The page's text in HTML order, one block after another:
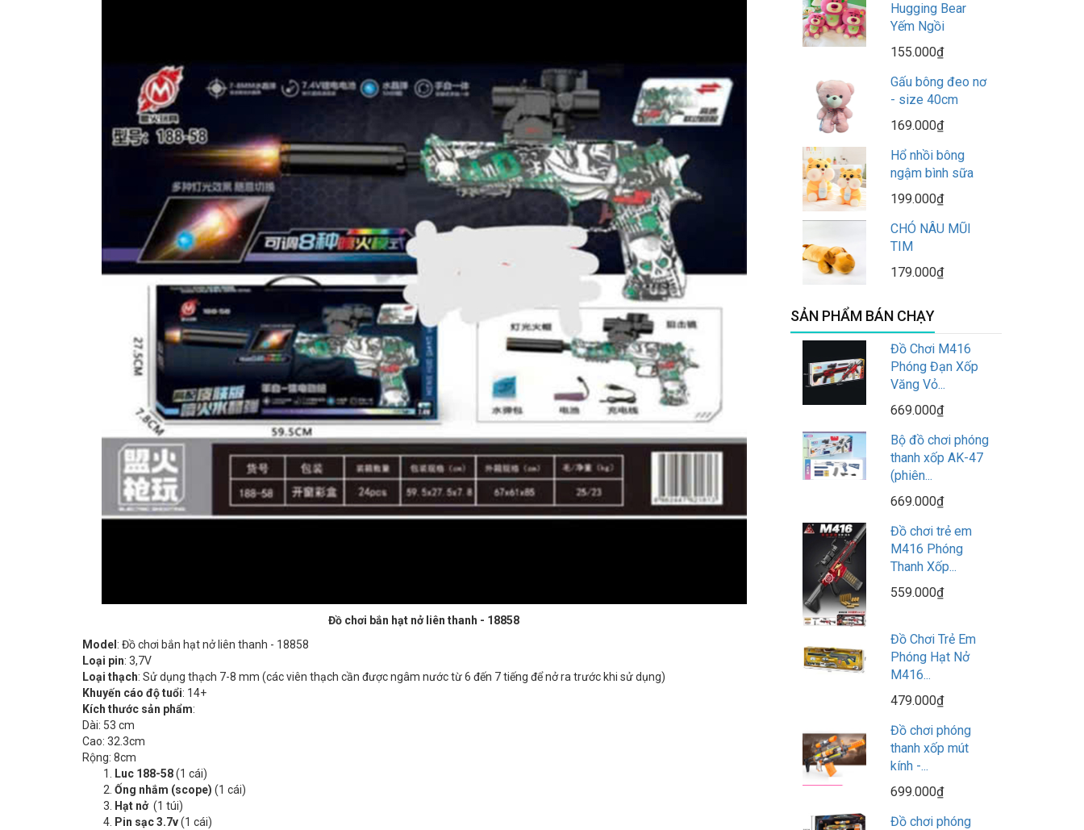
Đồ chơi bắn hạt nở liên thanh - 18858
Model : Đồ chơi bắn hạt nở liên thanh - 18858
Loại pin: 3,7V
Loại thạch: Sử dụng thạch 7-8 mm (các viên thạch cần được ngâm nước từ 6 đến 7 tiếng để nở ra trước khi sử dụng)
Khuyến cáo độ tuổi: 14+
Kích thước sản phẩm:
Dài: 53 cm
Cao: 32.3cm
Rộng: 8cm
Luc 188-58(1 cái)
Ống nhắm (scope) (1 cái)
Hạt nở (1 túi)
Pin sạc 3.7v(1 cái)
Hugging Bear
Yếm Ngồi
155.000₫
Gấu bông đeo nơ
- size 40cm
169.000₫
Hổ nhồi bông
ngậm bình sữa
199.000₫
CHÓ NÂU MŨI
TIM
179.000₫
SẢN PHẨM BÁN CHẠY
Đồ Chơi M416
Phóng Đạn Xốp
Văng Vỏ...
669.000₫
Bộ đồ chơi phóng
thanh xốp AK-47
(phiên...
669.000₫
Đồ chơi trẻ em
M416 Phóng
Thanh Xốp...
559.000₫
Đồ Chơi Trẻ Em
Phóng Hạt Nở
M416...
479.000₫
Đồ chơi phóng
thanh xốp mút
kính -...
699.000₫
Đồ chơi phóng